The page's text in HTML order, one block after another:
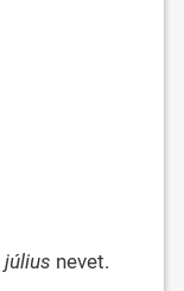
július nevet.